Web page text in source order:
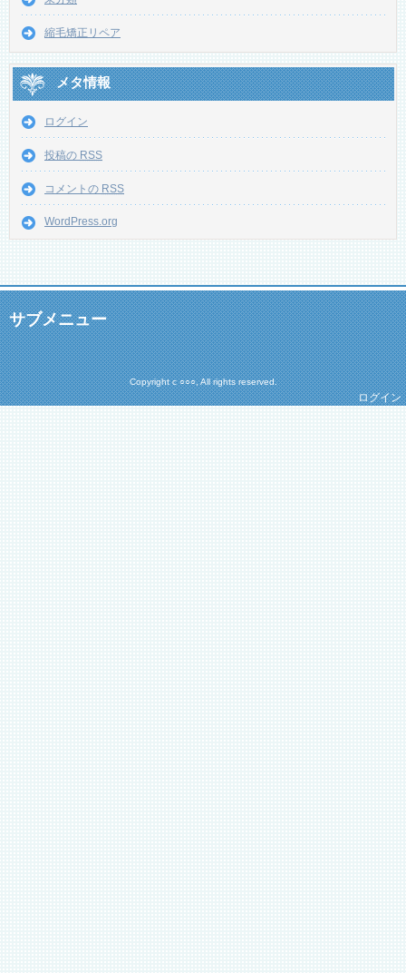
縮毛矯正リペア
メタ情報
ログイン
投稿の RSS
コメントの RSS
WordPress.org
サブメニュー
Copyright c ○○○, All rights reserved.
ログイン